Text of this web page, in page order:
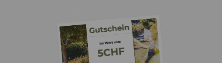
Optionales Zubehör:
Edelstahl-Ummantelung für die Klemmpfosten